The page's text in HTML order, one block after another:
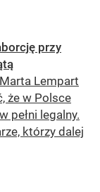
przy
Lempart
że w Polsce
pełni legalny.
którzy dalej